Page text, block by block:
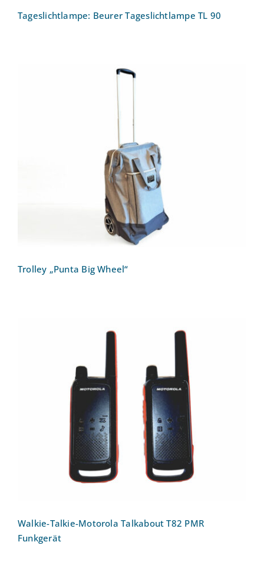
Tageslichtlampe: Beurer Tageslichtlampe TL 90
Trolley „Punta Big Wheel“
Trolley „Punta Big Wheel“
Walkie-Talkie-Motorola Talkabout T82
PMR Funkgerät
Walkie-Talkie-Motorola Talkabout T82 PMR
Funkgerät